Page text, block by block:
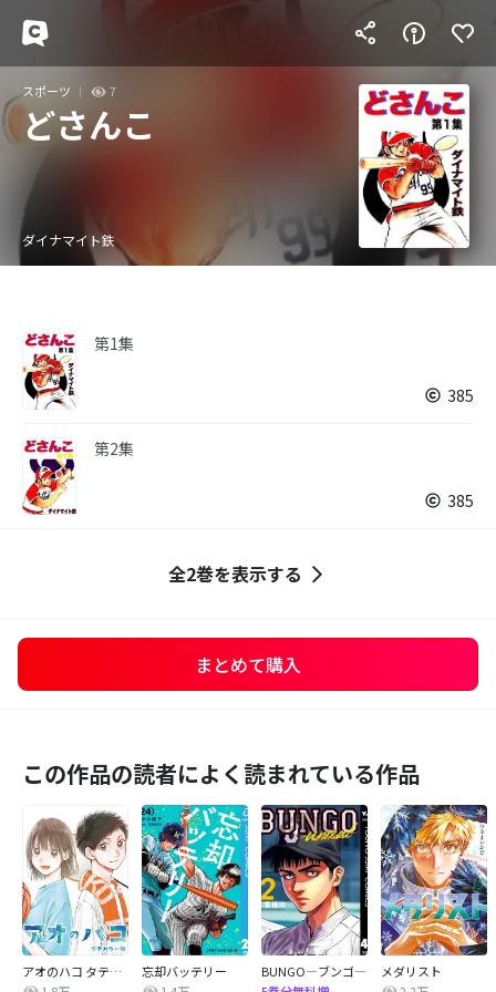
スポーツ 7
どさんこ
ダイナマイト鉄
第1集
385
第2集
385
全2巻を表示する
まとめて購入
この作品の読者によく読まれている作品
アオのハコ タテカラー版【タテヨミ】
忘却バッテリー
BUNGO―ブンゴ―
メダリスト